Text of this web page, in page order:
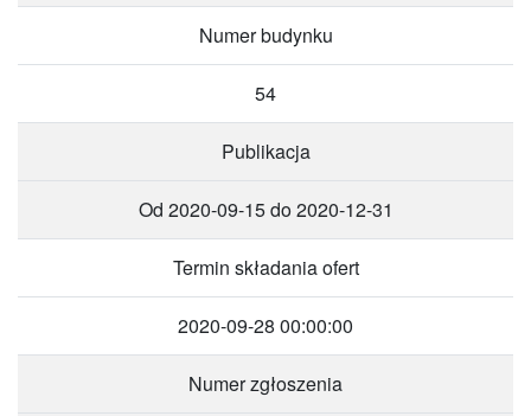
Numer budynku
54
Publikacja
Od 2020-09-15 do 2020-12-31
Termin składania ofert
2020-09-28 00:00:00
Numer zgłoszenia